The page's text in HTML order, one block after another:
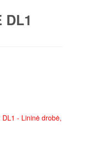
DL1
DL1 30x30
DL1 - Lininė drobė,